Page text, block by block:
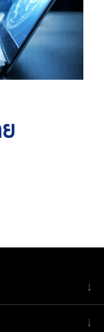
ย
↓
↓